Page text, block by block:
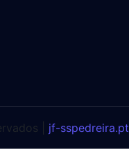
| jf-sspedreira.pt